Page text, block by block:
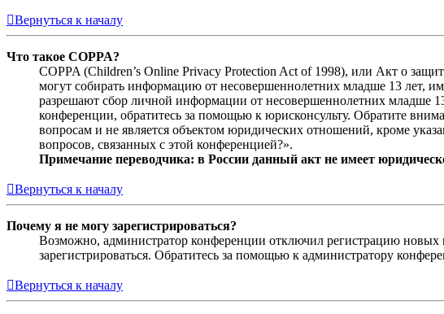
Вернуться к началу
Что такое COPPA?
COPPA (Children’s Online Privacy Protection Act of 1998), или Акт о
могут собирать информацию от несовершеннолетних младше 13 лет,
разрешают сбор личной информации от несовершеннолетних младше
конференции, обратитесь за помощью к юрисконсульту. Обратите
вопросам и не является объектом юридических отношений, кроме
вопросов, связанных с этой конференцией?».
Примечание переводчика: в России данный акт не имеет
Вернуться к началу
Почему я не могу зарегистрироваться?
Возможно, администратор конференции отключил регистрацию новых
зарегистрироваться. Обратитесь за помощью к администратору
Вернуться к началу